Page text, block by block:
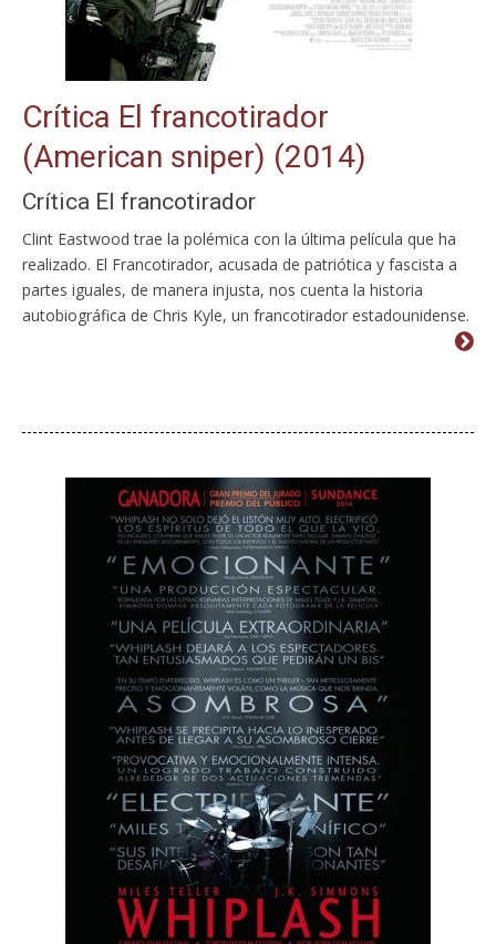
Crítica El francotirador
(American sniper) (2014)
Crítica El francotirador
Clint Eastwood trae la polémica con la última película que ha
realizado. El Francotirador, acusada de patriótica y fascista a
partes iguales, de manera injusta, nos cuenta la historia
autobiográfica de Chris Kyle, un francotirador estadounidense.